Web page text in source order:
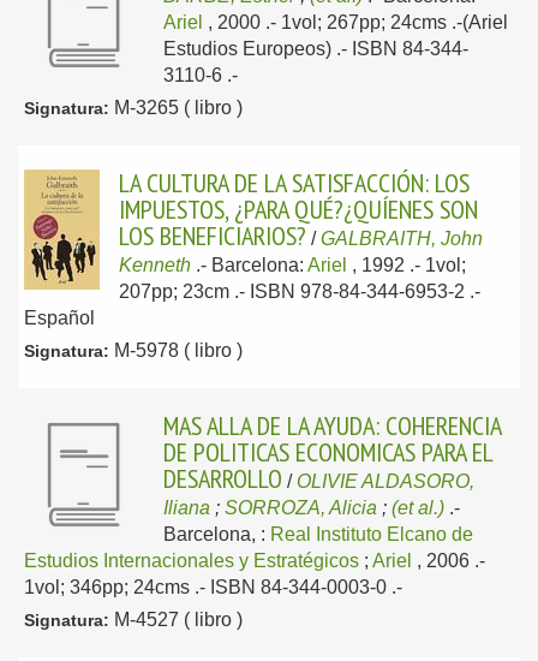
Ariel , 2000 .- 1vol; 267pp; 24cms .-(Ariel
Estudios Europeos) .- ISBN 84-344-
3110-6 .-
Signatura: M-3265 ( libro )
LA CULTURA DE LA SATISFACCIÓN: LOS
IMPUESTOS, ¿PARA QUÉ?¿QUÍENES SON
LOS BENEFICIARIOS? /GALBRAITH, John
Kenneth .- Barcelona: Ariel , 1992 .- 1vol;
207pp; 23cm .- ISBN 978-84-344-6953-2 .-
Español
Signatura: M-5978 ( libro )
MAS ALLA DE LA AYUDA: COHERENCIA
DE POLITICAS ECONOMICAS PARA EL
DESARROLLO / OLIVIE ALDASORO,
Iliana ; SORROZA, Alicia ; (et al.) .-
Barcelona, : Real Instituto Elcano de
Estudios Internacionales y Estratégicos ; Ariel , 2006 .-
1vol; 346pp; 24cms .- ISBN 84-344-0003-0 .-
Signatura: M-4527 ( libro )